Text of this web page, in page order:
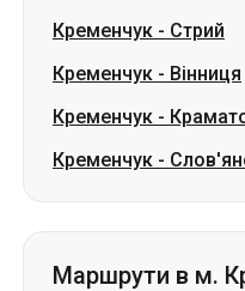
Кременчук - Стрий
Кременчук - Вінниця
Кременчук -
Кременчук -
Маршрути в м.